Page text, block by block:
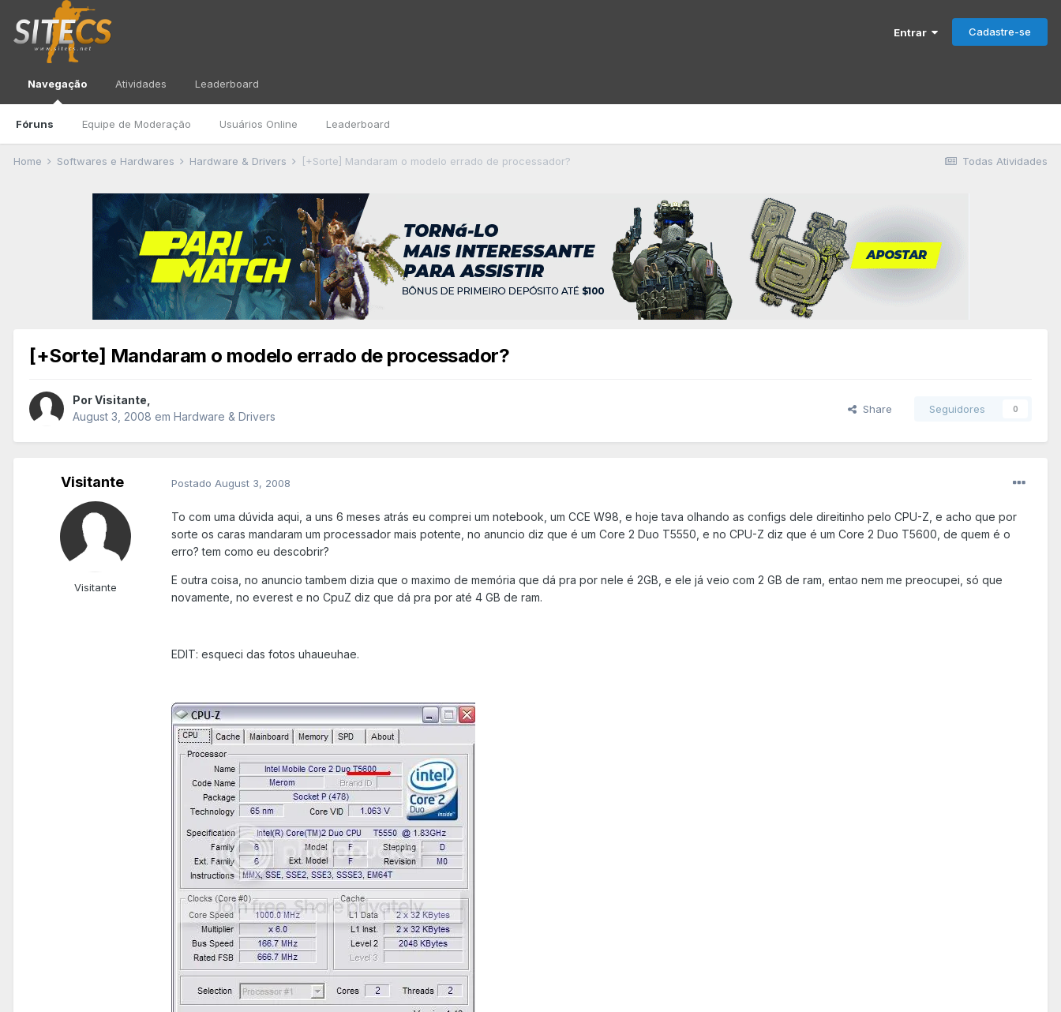
Entrar Cadastre-se
Navegação
Fóruns Equipe de Moderação Usuários Online Leaderboard
Atividades Leaderboard
Todas Atividades
Home Softwares e Hardwares Hardware & Drivers [+Sorte] Mandaram o modelo errado de processador?
[+Sorte] Mandaram o modelo errado de processador?
PorVisitante
August 3, 2008 em Hardware & Drivers
Share Seguidores 0
Visitante
Visitante
Postado August 3, 2008
To com uma dúvida aqui, a uns 6 meses atrás eu comprei um notebook, um CCE W98, e hoje tava olhando as configs dele direitinho pelo CPU-Z, e acho que por
sorte os caras mandaram um processador mais potente, no anuncio diz que é um Core 2 Duo T5550, e no CPU-Z diz que é um Core 2 Duo T5600, de quem é o
erro? tem como eu descobrir?
E outra coisa, no anuncio tambem dizia que o maximo de memória que dá pra por nele é 2GB, e ele já veio com 2 GB de ram, entao nem me preocupei, só que
novamente, no everest e no CpuZ diz que dá pra por até 4 GB de ram.
EDIT: esqueci das fotos uhaueuhae.